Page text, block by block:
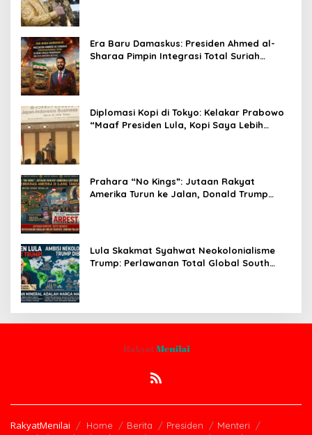
Era Baru Damaskus: Presiden Ahmed al-
Sharaa Pimpin Integrasi Total Suriah
Diplomasi Kopi di Tokyo: Kelakar Prabowo
“Maaf Presiden Lula, Kopi Saya Lebih
Prahara “No Kings”: Jutaan Rakyat
Amerika Turun ke Jalan, Donald Trump
Lula Skakmat Syahwat Neokolonialisme
Trump: Perlawanan Total Global South
RakyatMenilai Home Berita Presiden
Menteri